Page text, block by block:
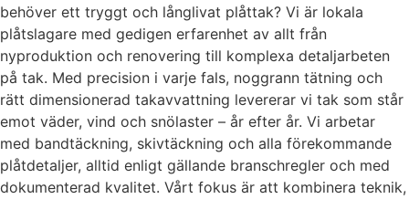
behöver ett tryggt och långlivat plåttak? Vi är lokala
plåtslagare med gedigen erfarenhet av allt från
nyproduktion och renovering till komplexa detaljarbeten
på tak. Med precision i varje fals, noggrann tätning och
rätt dimensionerad takavvattning levererar vi tak som står
emot väder, vind och snölaster – år efter år. Vi arbetar
med bandtäckning, skivtäckning och alla förekommande
plåtdetaljer, alltid enligt gällande branschregler och med
dokumenterad kvalitet. Vårt fokus är att kombinera teknik,